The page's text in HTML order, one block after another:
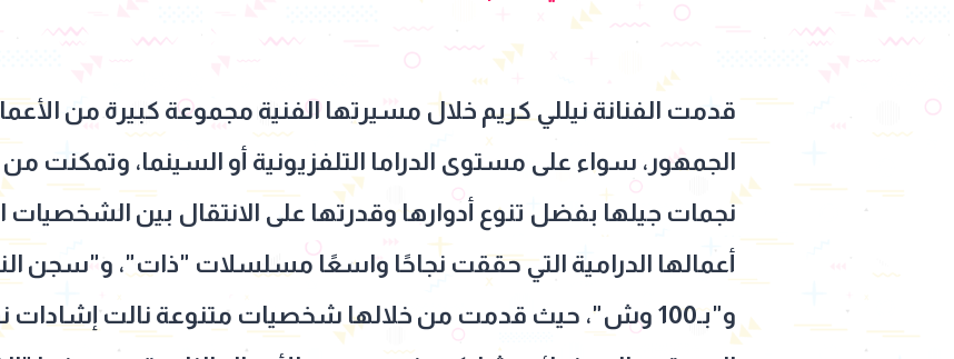
قدمت الفنانة نيللي كريم خلال مسيرتها الفنية مجموعة كبيرة من
الجمهور، سواء على مستوى الدراما التلفزيونية أو السينما، وتمكنت
نجمات جيلها بفضل تنوع أدوارها وقدرتها على الانتقال بين الشخصيات
أعمالها الدرامية التي حققت نجاحًا واسعًا مسلسلات "ذات"، و"سجن
و"بـ100 وش"، حيث قدمت من خلالها شخصيات متنوعة نالت إشادات